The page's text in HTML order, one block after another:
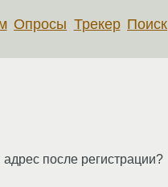
Опросы Трекер Поиск
после регистрации?